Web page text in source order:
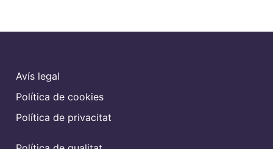
Avís legal
Política de cookies
Política de privacitat